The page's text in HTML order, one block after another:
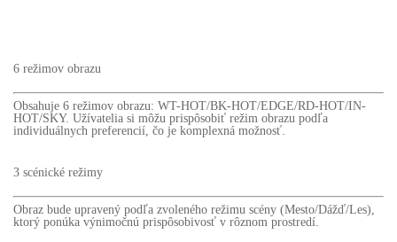
6 režimov obrazu
Obsahuje 6 režimov obrazu: WT-HOT/BK-HOT/EDGE/RD-HOT/IN-
HOT/SKY. Užívatelia si môžu prispôsobiť režim obrazu podľa
individuálnych preferencií, čo je komplexná možnosť.
3 scénické režimy
Obraz bude upravený podľa zvoleného režimu scény (Mesto/Dážď/Les),
ktorý ponúka výnimočnú prispôsobivosť v rôznom prostredí.